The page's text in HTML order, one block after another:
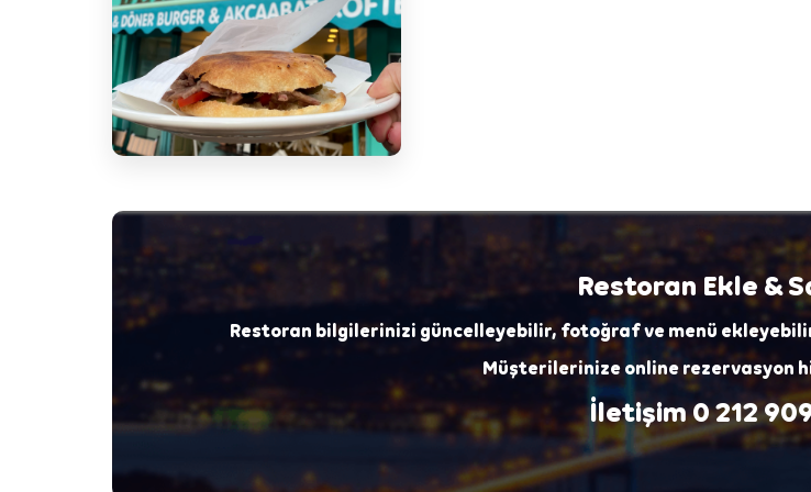
Restoran Ekle &
Restoran bilgilerinizi güncelleyebilir, fotoğraf ve menü
Müşterilerinize online rezervasyon
İletişim0 212